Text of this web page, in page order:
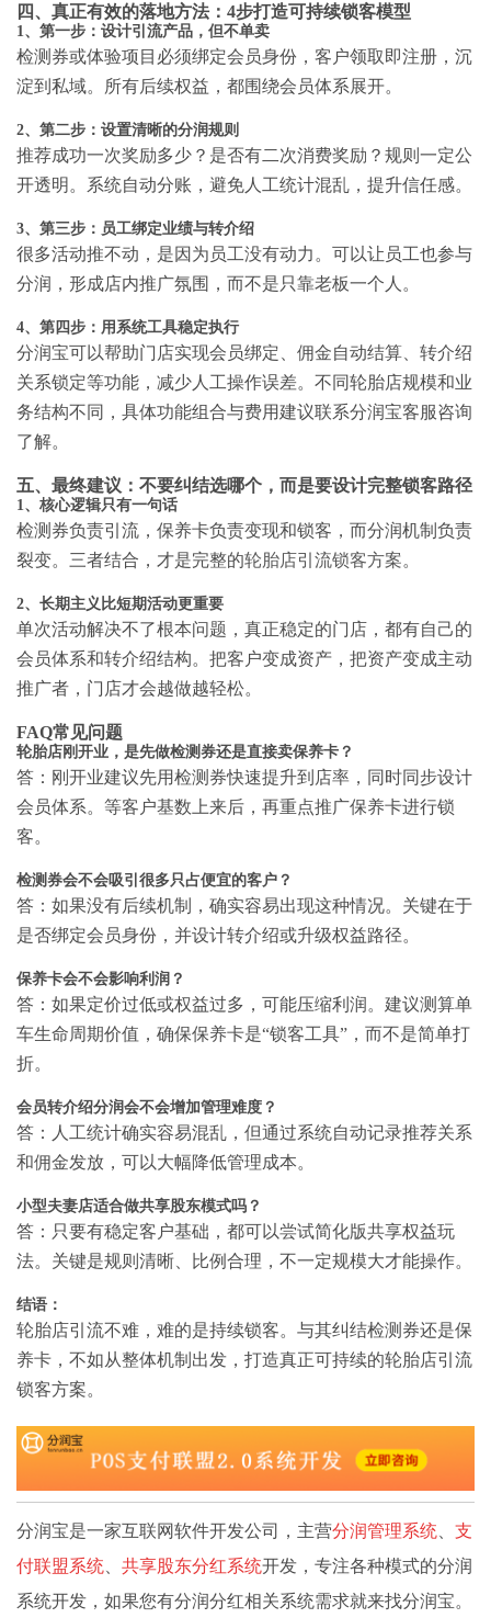
四、真正有效的落地方法：4步打造可持续锁客模型
1、第一步：设计引流产品，但不单卖
检测券或体验项目必须绑定会员身份，客户领取即注册，沉
淀到私域。所有后续权益，都围绕会员体系展开。
2、第二步：设置清晰的分润规则
推荐成功一次奖励多少？是否有二次消费奖励？规则一定公
开透明。系统自动分账，避免人工统计混乱，提升信任感。
3、第三步：员工绑定业绩与转介绍
很多活动推不动，是因为员工没有动力。可以让员工也参与
分润，形成店内推广氛围，而不是只靠老板一个人。
4、第四步：用系统工具稳定执行
分润宝可以帮助门店实现会员绑定、佣金自动结算、转介绍
关系锁定等功能，减少人工操作误差。不同轮胎店规模和业
务结构不同，具体功能组合与费用建议联系分润宝客服咨询
了解。
五、最终建议：不要纠结选哪个，而是要设计完整锁客路径
1、核心逻辑只有一句话
检测券负责引流，保养卡负责变现和锁客，而分润机制负责
裂变。三者结合，才是完整的轮胎店引流锁客方案。
2、长期主义比短期活动更重要
单次活动解决不了根本问题，真正稳定的门店，都有自己的
会员体系和转介绍结构。把客户变成资产，把资产变成主动
推广者，门店才会越做越轻松。
FAQ常见问题
轮胎店刚开业，是先做检测券还是直接卖保养卡？
答：刚开业建议先用检测券快速提升到店率，同时同步设计
会员体系。等客户基数上来后，再重点推广保养卡进行锁
客。
检测券会不会吸引很多只占便宜的客户？
答：如果没有后续机制，确实容易出现这种情况。关键在于
是否绑定会员身份，并设计转介绍或升级权益路径。
保养卡会不会影响利润？
答：如果定价过低或权益过多，可能压缩利润。建议测算单
车生命周期价值，确保保养卡是“锁客工具”，而不是简单打
折。
会员转介绍分润会不会增加管理难度？
答：人工统计确实容易混乱，但通过系统自动记录推荐关系
和佣金发放，可以大幅降低管理成本。
小型夫妻店适合做共享股东模式吗？
答：只要有稳定客户基础，都可以尝试简化版共享权益玩
法。关键是规则清晰、比例合理，不一定规模大才能操作。
结语：
轮胎店引流不难，难的是持续锁客。与其纠结检测券还是保
养卡，不如从整体机制出发，打造真正可持续的轮胎店引流
锁客方案。
分润宝是一家互联网软件开发公司，主营分润管理系统
支
付联盟系统
共享股东分红系统开发，专注各种模式的分润
系统开发，如果您有分润分红相关系统需求就来找分润宝。